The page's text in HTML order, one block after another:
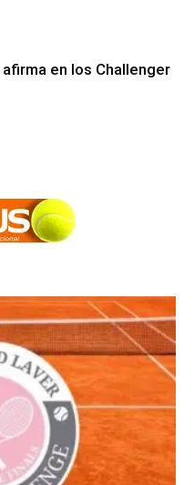
en los Challenger